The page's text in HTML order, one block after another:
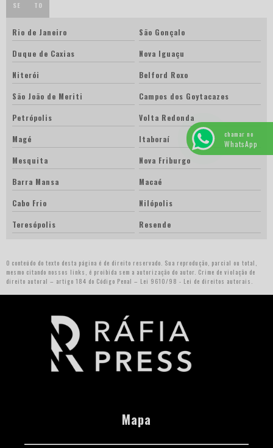
SE TO
Rio de Janeiro São Gonçalo
Duque de Caxias Nova Iguaçu
Niterói Belford Roxo
São João de Meriti Campos dos Goytacazes
Petrópolis Volta Redonda
Magé Itaboraí
Mesquita Nova Friburgo
Barra Mansa Macaé
Cabo Frio Nilópolis
Teresópolis Resende
O conteúdo do texto desta página é de direito reservado. Sua reprodução, parcial ou total,
mesmo citando nossos links, é proibida sem a autorização do autor. Crime de violação de
direito autoral – artigo 184 do Código Penal – Lei 9610/98 - Lei de direitos autorais
Mapa
chamar no
WhatsApp